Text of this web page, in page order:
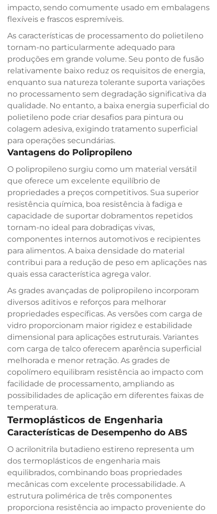
impacto, sendo comumente usado em embalagens
flexíveis e frascos espremíveis.
As características de processamento do polietileno
tornam-no particularmente adequado para
produções em grande volume. Seu ponto de fusão
relativamente baixo reduz os requisitos de energia,
enquanto sua natureza tolerante suporta variações
no processamento sem degradação significativa da
qualidade. No entanto, a baixa energia superficial do
polietileno pode criar desafios para pintura ou
colagem adesiva, exigindo tratamento superficial
para operações secundárias.
Vantagens do Polipropileno
O polipropileno surgiu como um material versátil
que oferece um excelente equilíbrio de
propriedades a preços competitivos. Sua superior
resistência química, boa resistência à fadiga e
capacidade de suportar dobramentos repetidos
tornam-no ideal para dobradiças vivas,
componentes internos automotivos e recipientes
para alimentos. A baixa densidade do material
contribui para a redução de peso em aplicações nas
quais essa característica agrega valor.
As grades avançadas de polipropileno incorporam
diversos aditivos e reforços para melhorar
propriedades específicas. As versões com carga de
vidro proporcionam maior rigidez e estabilidade
dimensional para aplicações estruturais. Variantes
com carga de talco oferecem aparência superficial
melhorada e menor retração. As grades de
copolímero equilibram resistência ao impacto com
facilidade de processamento, ampliando as
possibilidades de aplicação em diferentes faixas de
temperatura.
Termoplásticos de Engenharia
Características de Desempenho do ABS
O acrilonitrila butadieno estireno representa um
dos termoplásticos de engenharia mais
equilibrados, combinando boas propriedades
mecânicas com excelente processabilidade. A
estrutura polimérica de três componentes
proporciona resistência ao impacto proveniente do